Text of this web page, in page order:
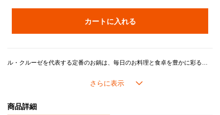
カートに入れる
ル・クルーゼを代表する定番のお鍋は、毎日のお料理と食卓を豊かに彩るベストパートナー。「煮る」、「炊く」、「蒸す」、「焼く」、「炒める」、「揚げる」、などさまざまな調理法が1つで出来る万能鍋です。世代・年齢を問わずご愛用いただけるデザインです。
艶やかなブルーにグリーンを混ぜた「ディープティール」は、深みのある色合いで食卓に落ち着きと温かみのある空間を作り出します。どんなインテリアにも馴染み、組み合わせるキッチンウェアのカラーにより、モダンで洗練されたテーブルやカジュアルでリラックスした雰囲気など、多様な演出が可能です。
商品詳細